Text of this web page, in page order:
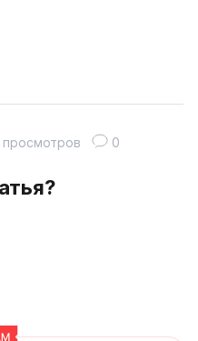
просмотров 0